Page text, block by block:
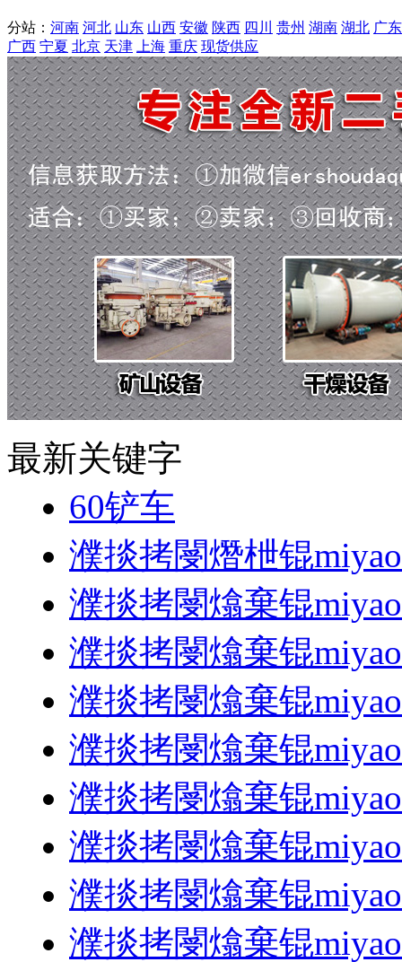
分站： 河南 河北 山东 山西 安徽 陕西 四川 贵州 湖南 湖北 广东
广西 宁夏 北京 天津 上海 重庆 现货供应
最新关键字
60铲车
濮掞拷閿熸枻锟
濮掞拷閿熻棄锟
濮掞拷閿熻棄锟
濮掞拷閿熻棄锟
濮掞拷閿熻棄锟
濮掞拷閿熻棄锟
濮掞拷閿熻棄锟
濮掞拷閿熻棄锟
濮掞拷閿熻棄锟